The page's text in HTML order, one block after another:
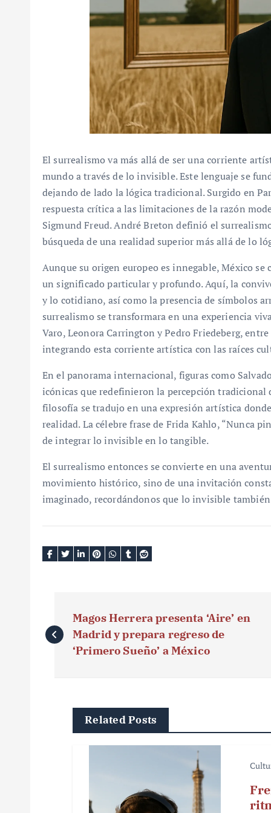
El surrealismo va más allá de ser una corriente
mundo a través de lo invisible. Este lenguaje se
dejando de lado la lógica tradicional. Surgido en
respuesta crítica a las limitaciones de la razón
Sigmund Freud. André Breton definió el
búsqueda de una realidad superior más allá de lo
Aunque su origen europeo es innegable, México
un significado particular y profundo. Aquí, la
y lo cotidiano, así como la presencia de símbolos
surrealismo se transformara en una experiencia
Varo, Leonora Carrington y Pedro Friedeberg,
integrando esta corriente artística con las raíces
En el panorama internacional, figuras como
icónicas que redefinieron la percepción tradicional
filosofía se tradujo en una expresión artística
realidad. La célebre frase de Frida Kahlo, “Nunca
de integrar lo invisible en lo tangible.
El surrealismo entonces se convierte en una
movimiento histórico, sino de una invitación
imaginado, recordándonos que lo invisible
a
Magos Herrera presenta ‘Aire’ en
Madrid y prepara regreso de
‘Primero Sueño’ a México
Related Posts